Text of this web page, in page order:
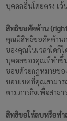
บุคคลอื่นโดยตรง เว้
สิทธิขอคัดค้าน
คุณมีสิทธิขอคัดค้านก
ของคุณในเวลาใดก็
บุคคลของคุณที่ทำขึ้น
ชอบด้วยกฎหมายขอ
ขอบเขตที่คุณสามาร
ตามภารกิจเพื่อสาธ
สิทธิขอให้ลบหรือท